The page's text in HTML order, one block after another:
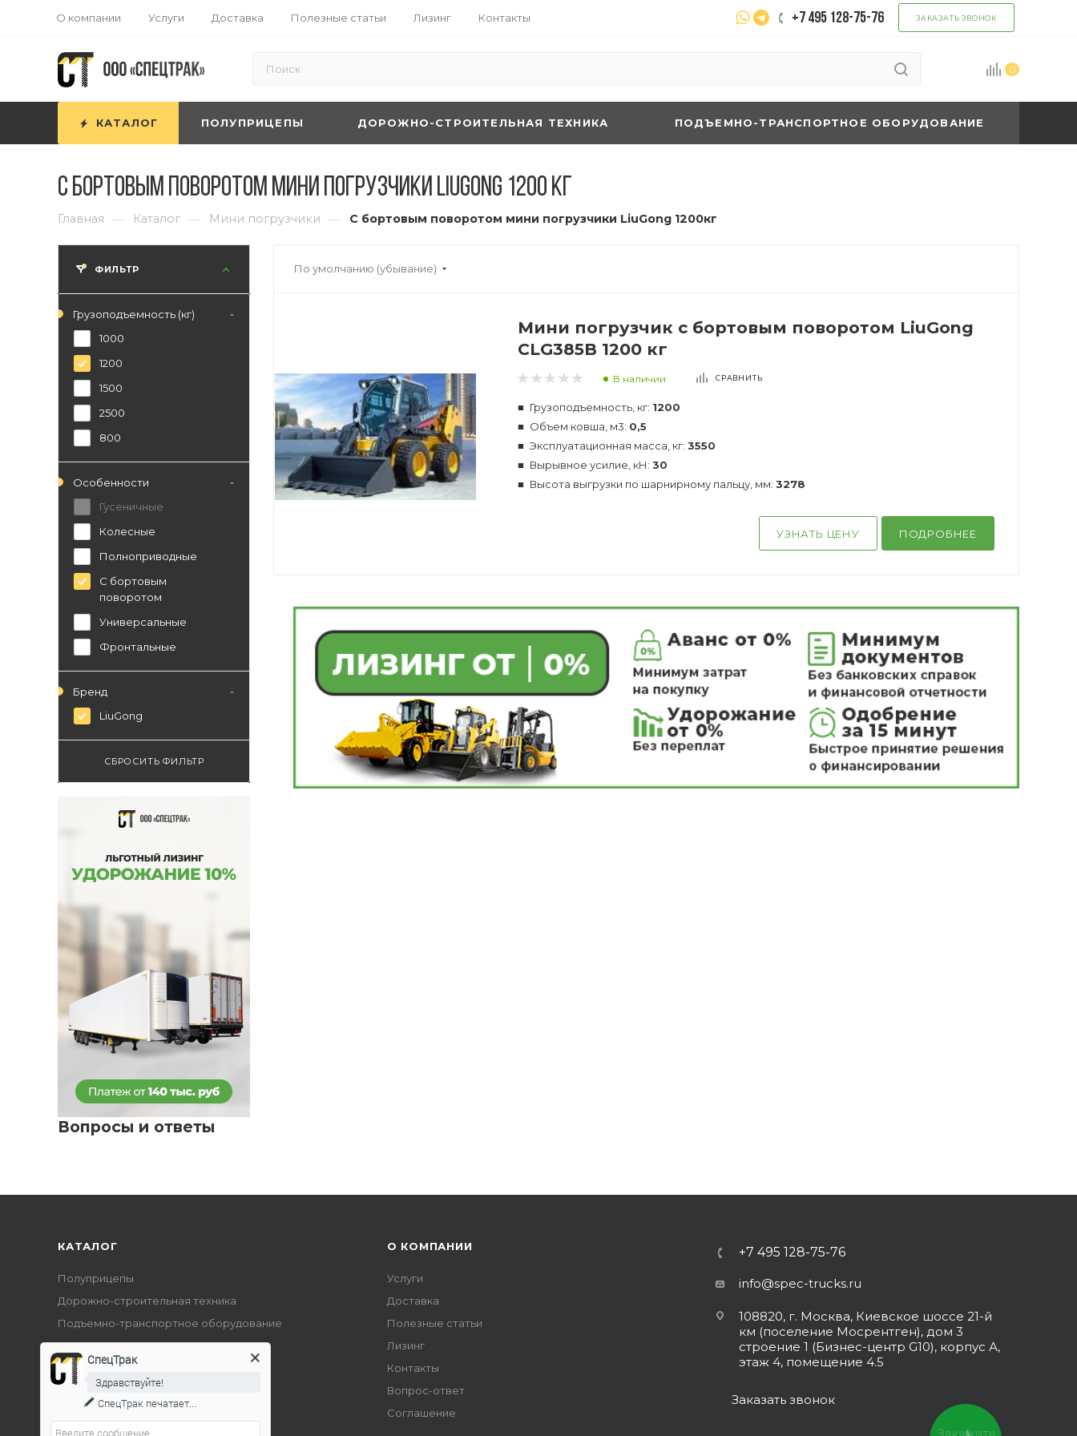
О компании Услуги Доставка Полезные статьи Лизинг Контакты +7 495 128-75-76 ЗАКАЗАТЬ ЗВОНОК
0
КАТАЛОГ ПОЛУПРИЦЕПЫ ДОРОЖНО-СТРОИТЕЛЬНАЯ ТЕХНИКА ПОДЪЕМНО-ТРАНСПОРТНОЕ ОБОРУДОВАНИЕ
С бортовым поворотом мини погрузчики LiuGong 1200 кг
Главная — Каталог — Мини погрузчики — С бортовым поворотом мини погрузчики LiuGong 1200кг
По умолчанию (убывание)
Мини погрузчик с бортовым поворотом LiuGong
CLG385B 1200 кг
В наличии СРАВНИТЬ
Грузоподъемность, кг: 1200
Объем ковша, м3: 0,5
Эксплуатационная масса, кг: 3550
Вырывное усилие, кН: 30
Высота выгрузки по шарнирному пальцу, мм: 3278
УЗНАТЬ ЦЕНУ ПОДРОБНЕЕ
ФИЛЬТР
Грузоподъемность (кг)
1000
1200
1500
2500
800
Особенности
Гусеничные
Колесные
Полноприводные
С бортовым
поворотом
Универсальные
Фронтальные
Бренд
LiuGong
СБРОСИТЬ ФИЛЬТР
Вопросы и ответы
КАТАЛОГ
Полуприцепы
Дорожно-строительная техника
Подъемно-транспортное оборудование
О КОМПАНИИ
Услуги
Доставка
Полезные статьи
Лизинг
Контакты
Вопрос-ответ
Соглашение
+7 495 128-75-76
info@spec-trucks.ru
108820, г. Москва, Киевское шоссе 21-й
км (поселение Мосрентген), дом 3
строение 1 (Бизнес-центр G10), корпус А,
этаж 4, помещение 4.5
Заказать звонок
СпецТрак
Здравствуйте!
СпецТрак печатает...